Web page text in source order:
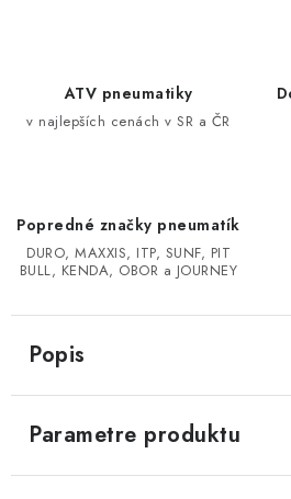
CF MOTO X450/X520/X550/X625
POLARIS SPORTSMAN RZR 1000
LINHAI 400/500/M550/650
TGB BLADE 600/1000 LT LTX
SEGWAY SNARLER AT6 AT5
ATV pneumatiky
v najlepších cenách v SR a ČR
Popredné značky pneumatík
DURO, MAXXIS, ITP, SUNF, PIT
BULL, KENDA, OBOR a JOURNEY
Popis
Parametre produktu